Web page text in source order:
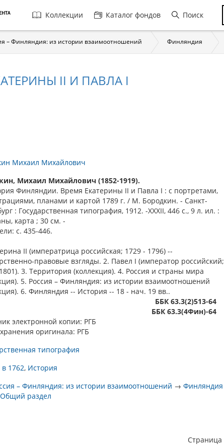
Главная
навигация
Коллекции Каталог фондов Поиск
– Финляндия: из истории взаимоотношений Финляндия
II И ПАВЛА I
Михаил Михайлович
Михаил Михайлович (1852-1919).
Финляндии. Время Екатерины II и Павла I : с портретами,
планами и картой 1789 г. / М. Бородкин. - Санкт-
: Государственная типография, 1912. -XXXII, 446 с., 9 л. ил. :
карта ; 30 см. -
с. 435-446.
II (императрица российская; 1729 - 1796) --
правовые взгляды. 2. Павел I (император российский;
3. Территория (коллекция). 4. Россия и страны мира
5. Россия – Финляндия: из истории взаимоотношений
6. Финляндия -- История -- 18 - нач. 19 вв..
ББК 63.3(2)513-64
ББК 63.3(4Фин)-64
электронной копии: РГБ
оригинала: РГБ
типография
в 1762 История
– Финляндия: из истории взаимоотношений →Финляндия
Общий раздел
Страница